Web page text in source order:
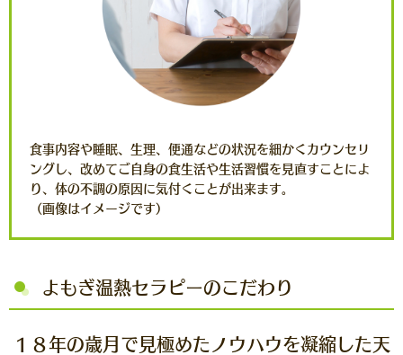
食事内容や睡眠、生理、便通などの状況を細かくカウンセリ
ングし、改めてご自身の食生活や生活習慣を見直すことによ
り、体の不調の原因に気付くことが出来ます。
（画像はイメージです）
よもぎ温熱セラピーのこだわり
１８年の歳月で見極めたノウハウを凝縮した天